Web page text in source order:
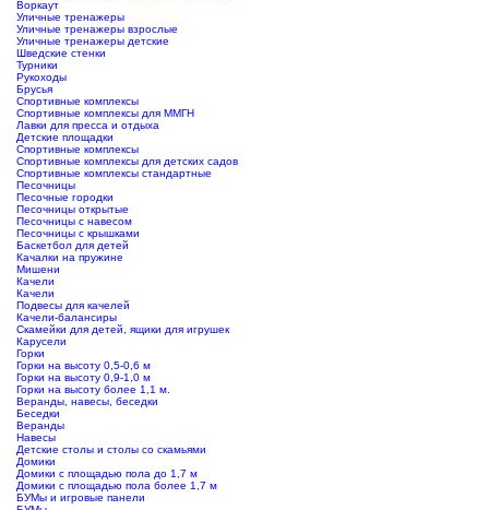
Воркаут
Уличные тренажеры
Уличные тренажеры взрослые
Уличные тренажеры детские
Шведские стенки
Турники
Рукоходы
Брусья
Спортивные комплексы
Спортивные комплексы для ММГН
Лавки для пресса и отдыха
Детские площадки
Спортивные комплексы
Спортивные комплексы для детских садов
Спортивные комплексы стандартные
Песочницы
Песочные городки
Песочницы открытые
Песочницы с навесом
Песочницы с крышками
Баскетбол для детей
Качалки на пружине
Мишени
Качели
Качели
Подвесы для качелей
Качели-балансиры
Скамейки для детей, ящики для игрушек
Карусели
Горки
Горки на высоту 0,5-0,6 м
Горки на высоту 0,9-1,0 м
Горки на высоту более 1,1 м.
Веранды, навесы, беседки
Беседки
Веранды
Навесы
Детские столы и столы со скамьями
Домики
Домики с площадью пола до 1,7 м
Домики с площадью пола более 1,7 м
БУМы и игровые панели